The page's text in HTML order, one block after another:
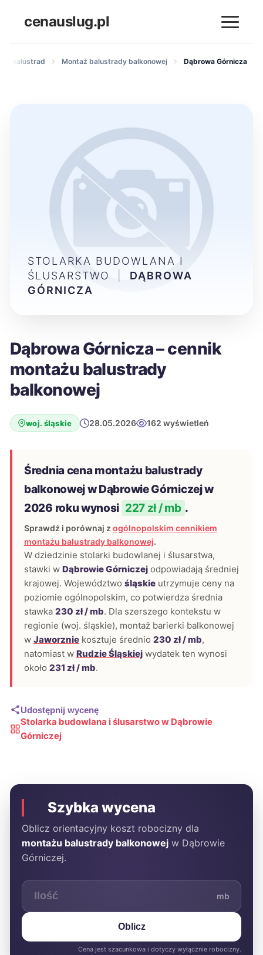
cenauslug.pl
i balustrad Montaż balustrady balkonowej Dąbrowa Górnicza
Dąbrowa Górnicza – cennik
montażu balustrady
balkonowej
woj. śląskie 28.05.2026 162 wyświetleń
Średnia cena montażu balustrady
balkonowej w Dąbrowie Górniczej w
2026 roku wynosi 227 zł / mb .
Sprawdź i porównaj z ogólnopolskim cennikiem
montażu balustrady balkonowej.
W dziedzinie stolarki budowlanej i ślusarstwa,
stawki w Dąbrowie Górniczej odpowiadają średniej
krajowej. Województwo śląskie utrzymuje ceny na
poziomie ogólnopolskim, co potwierdza średnia
stawka 230 zł / mb. Dla szerszego kontekstu w
regionie (woj. śląskie), montaż barierki balkonowej
w Jaworznie kosztuje średnio 230 zł / mb,
natomiast w Rudzie Śląskiej wydatek ten wynosi
około 231 zł / mb.
Udostępnij wycenę
Stolarka budowlana i ślusarstwo w Dąbrowie
Górniczej
STOLARKA BUDOWLANA I
ŚLUSARSTWO
DĄBROWA
GÓRNICZA
Szybka wycena
Oblicz orientacyjny koszt robocizny dla
montażu balustrady balkonowej w Dąbrowie
Górniczej.
mb
Oblicz
Cena jest szacunkowa i dotyczy wyłącznie robocizny.